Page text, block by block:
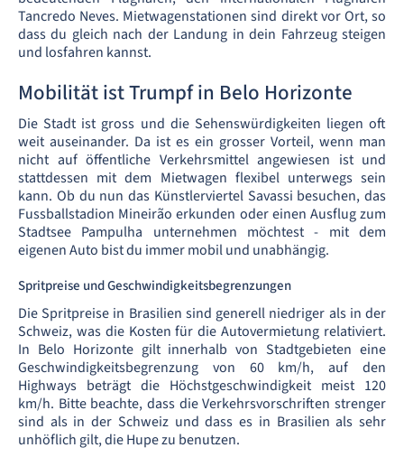
Tancredo Neves. Mietwagenstationen sind direkt vor Ort, so
dass du gleich nach der Landung in dein Fahrzeug steigen
und losfahren kannst.
Mobilität ist Trumpf in Belo Horizonte
Die Stadt ist gross und die Sehenswürdigkeiten liegen oft
weit auseinander. Da ist es ein grosser Vorteil, wenn man
nicht auf öffentliche Verkehrsmittel angewiesen ist und
stattdessen mit dem Mietwagen flexibel unterwegs sein
kann. Ob du nun das Künstlerviertel Savassi besuchen, das
Fussballstadion Mineirão erkunden oder einen Ausflug zum
Stadtsee Pampulha unternehmen möchtest - mit dem
eigenen Auto bist du immer mobil und unabhängig.
Spritpreise und Geschwindigkeitsbegrenzungen
Die Spritpreise in Brasilien sind generell niedriger als in der
Schweiz, was die Kosten für die Autovermietung relativiert.
In Belo Horizonte gilt innerhalb von Stadtgebieten eine
Geschwindigkeitsbegrenzung von 60 km/h, auf den
Highways beträgt die Höchstgeschwindigkeit meist 120
km/h. Bitte beachte, dass die Verkehrsvorschriften strenger
sind als in der Schweiz und dass es in Brasilien als sehr
unhöflich gilt, die Hupe zu benutzen.